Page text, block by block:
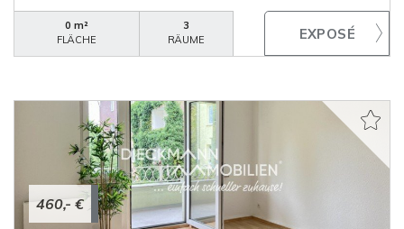
0 m²
FLÄCHE
3
RÄUME
460,- €